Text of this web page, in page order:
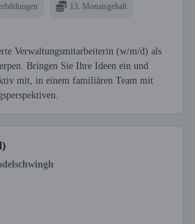
13. Monatsgehalt
Verwaltungsmitarbeiterin (w/m/d) als
Bringen Sie Ihre Ideen ein und
mit, in einem familiären Team mit